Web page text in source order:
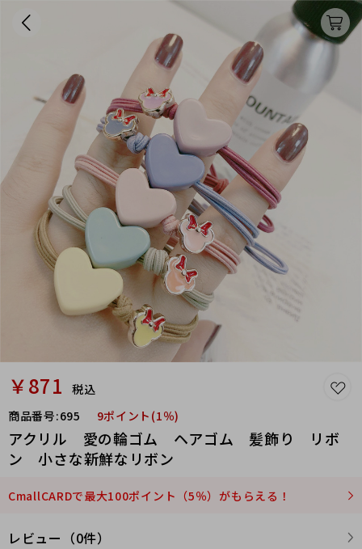
￥871
税込
商品番号:695 9ポイント(1％)
アクリル 愛の輪ゴム ヘアゴム 髪飾り リボ
ン 小さな新鮮なリボン
CmallCARDで最大100ポイント（5％）がもらえる！
レビュー（0件）